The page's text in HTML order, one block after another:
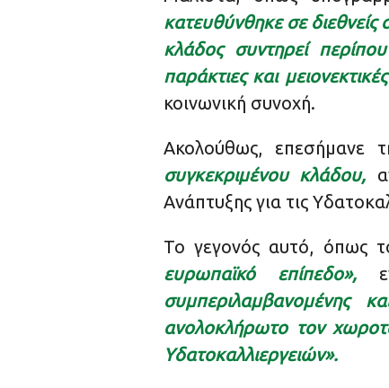
κατευθύνθηκε σε
κλάδος συντηρεί
παράκτιες και
κοινωνική συνοχή.
Ακολούθως, επεσήμανε
συγκεκριμένου κλάδου,
Ανάπτυξης για τις
Το γεγονός αυτό, όπως
ευρωπαϊκό επίπεδο»,
συμπεριλαμβανομένης
ανολοκλήρωτο τον
Υδατοκαλλιεργειών».